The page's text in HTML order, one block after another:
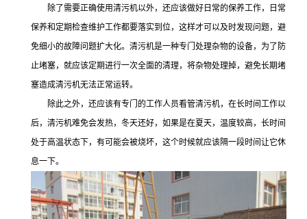
除了需要正确使用清污机以外，还应该做好日常的保养工作，日常
保养和定期检查维护工作都要落实到位，这样才可以及时发现问题，避
免细小的故障问题扩大化。清污机是一种专门处理杂物的设备，为了防
止堵塞，就应该定期进行一次全面的清理，将杂物处理掉，避免长期堵
塞造成清污机无法正常运转。
除此之外，还应该有专门的工作人员看管清污机，在长时间工作以
后，清污机难免会发热，冬天还好，如果是在夏天，温度较高，长时间
处于高温状态下，有可能会被烧坏，这个时候就应该隔一段时间让它休
息一下。